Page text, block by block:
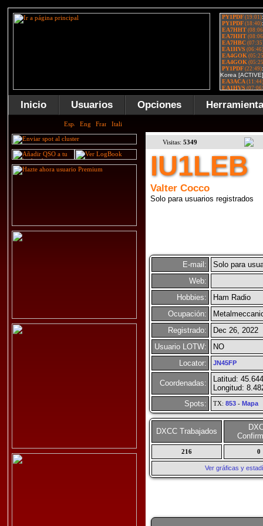
Inicio Usuarios Opciones
Visitas: 5349
IU1LEB
Valter Cocco
Solo para usuarios registrados
E-mail:
Solo para
Web:
Hobbies:
Ham Radio
Ocupación:
Registrado:
Dec 26, 2022
Usuario LOTW:
NO
Locator:
JN45FP
Coordenadas:
Latitud:
Longitud:
Spots:
TX: 853- Mapa
DXCC Trabajados
216 0
Ver gráficas y